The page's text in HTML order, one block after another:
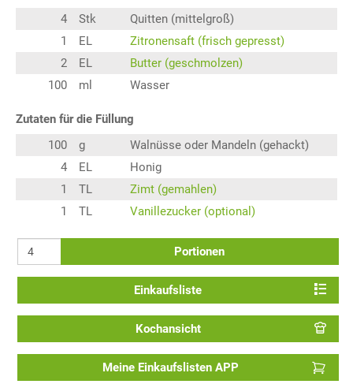
4 Stk
Quitten (mittelgroß)
1
EL
Zitronensaft (frisch gepresst)
2
EL
Butter (geschmolzen)
100
ml Wasser
Zutaten für die Füllung
100
g
Walnüsse oder Mandeln (gehackt)
4
EL
Honig
1
TL
Zimt (gemahlen)
1
TL Vanillezucker (optional)
Portionen
Einkaufsliste
Kochansicht
Meine Einkaufslisten APP